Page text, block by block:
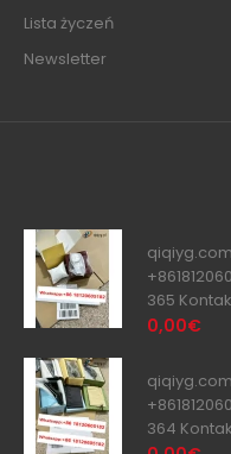
Lista życzeń
Newsletter
365
0,00€
364